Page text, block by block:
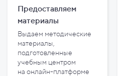
Предоставляем
материалы
Выдаем методические
материалы,
подготовленные
учебным центром
на онлайн-платформе